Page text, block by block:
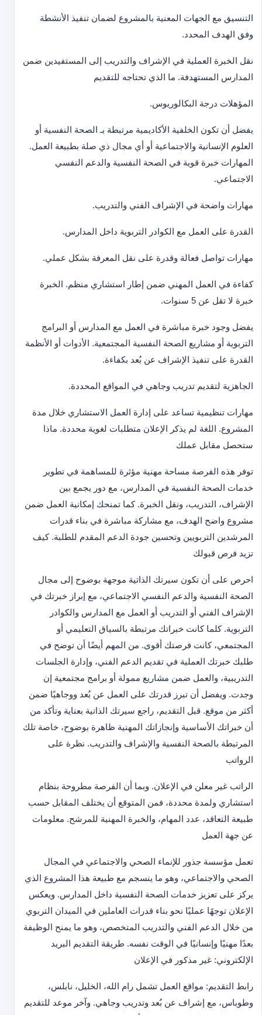
التنسيق مع الجهات المعنية بالمشروع لضمان تنفيذ الأنشطة
وفق الهدف المحدد.
نقل الخبرة العملية في الإشراف والتدريب إلى المستفيدين ضمن
المدارس المستهدفة. ما الذي تحتاجه للتقديم
المؤهلات درجة البكالوريوس.
يفضل أن تكون الخلفية الأكاديمية مرتبطة بـ الصحة النفسية أو
العلوم الإنسانية والاجتماعية أو أي مجال ذي صلة بطبيعة العمل.
المهارات خبرة قوية في الصحة النفسية والدعم النفسي
الاجتماعي.
مهارات واضحة في الإشراف الفني والتدريب.
القدرة على العمل مع الكوادر التربوية داخل المدارس.
مهارات تواصل فعالة وقدرة على نقل المعرفة بشكل عملي.
كفاءة في العمل المهني ضمن إطار استشاري منظم. الخبرة
خبرة لا تقل عن 5 سنوات.
يفضل وجود خبرة مباشرة في العمل مع المدارس أو البرامج
التربوية أو مشاريع الصحة النفسية المجتمعية. الأدوات أو الأنظمة
القدرة على تنفيذ الإشراف عن بُعد بكفاءة.
الجاهزية لتقديم تدريب وجاهي في المواقع المحددة.
مهارات تنظيمية تساعد على إدارة العمل الاستشاري خلال مدة
المشروع. اللغة لم يذكر الإعلان متطلبات لغوية محددة. ماذا
ستحصل مقابل عملك
توفر هذه الفرصة مساحة مهنية مؤثرة للمساهمة في تطوير
خدمات الصحة النفسية في المدارس، مع دور يجمع بين
الإشراف، التدريب، ونقل الخبرة. كما تمنحك إمكانية العمل ضمن
مشروع واضح الهدف، مع مشاركة مباشرة في بناء قدرات
المرشدين التربويين وتحسين جودة الدعم المقدم للطلبة. كيف
تزيد فرص قبولك
احرص على أن تكون سيرتك الذاتية موجهة بوضوح إلى مجال
الصحة النفسية والدعم النفسي الاجتماعي، مع إبراز خبرتك في
الإشراف الفني أو التدريب أو العمل مع المدارس والكوادر
التربوية. كلما كانت خبراتك مرتبطة بالسياق التعليمي أو
المجتمعي، كانت فرصتك أقوى. من المهم أيضًا أن توضح في
طلبك خبرتك العملية في تقديم الدعم الفني، وإدارة الجلسات
التدريبية، والعمل ضمن مشاريع ممولة أو برامج مجتمعية إن
وجدت. ويفضل أن تبرز قدرتك على العمل عن بُعد ووجاهيًا ضمن
أكثر من موقع. قبل التقديم، راجع سيرتك الذاتية بعناية وتأكد من
أن خبراتك الأساسية وإنجازاتك المهنية ظاهرة بوضوح، خاصة تلك
المرتبطة بالصحة النفسية والإشراف والتدريب. نظرة على
الرواتب
الراتب غير معلن في الإعلان. وبما أن الفرصة مطروحة بنظام
استشاري ولمدة محددة، فمن المتوقع أن يختلف المقابل حسب
طبيعة التعاقد، عدد المهام، والخبرة المهنية للمرشح. معلومات
عن جهة العمل
تعمل مؤسسة جذور للإنماء الصحي والاجتماعي في المجال
الصحي والاجتماعي، وهو ما ينسجم مع طبيعة هذا المشروع الذي
يركز على تعزيز خدمات الصحة النفسية داخل المدارس. ويعكس
الإعلان توجهًا عمليًا نحو بناء قدرات العاملين في الميدان التربوي
من خلال الدعم الفني والتدريب المتخصص، وهو ما يمنح الوظيفة
بعدًا مهنيًا وإنسانيًا في الوقت نفسه. طريقة التقديم البريد
الإلكتروني: غير مذكور في الإعلان
رابط التقديم: مواقع العمل تشمل رام الله، الخليل، نابلس،
وطوباس، مع إشراف عن بُعد وتدريب وجاهي. وآخر موعد للتقديم